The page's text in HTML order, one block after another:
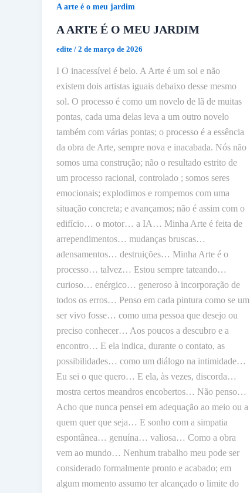
A arte é o meu jardim
A ARTE É O MEU JARDIM
edite / 2 de março de 2026
I O inacessível é belo. A Arte é um sol e não
existem dois artistas iguais debaixo desse mesmo
sol. O processo é como um novelo de lã de muitas
pontas, cada uma delas leva a um outro novelo
também com várias pontas; o processo é a essência
da obra de Arte, sempre nova e inacabada. Nós não
somos uma construção; não o resultado estrito de
um processo racional, controlado ; somos seres
emocionais; explodimos e rompemos com uma
situação concreta; e avançamos; não é assim com o
edifício… o motor… a IA… Minha Arte é feita de
arrependimentos… mudanças bruscas…
adensamentos… destruições… Minha Arte é o
processo… talvez… Estou sempre tateando…
curioso… enérgico… generoso à incorporação de
todos os erros… Penso em cada pintura como se um
ser vivo fosse… como uma pessoa que desejo ou
preciso conhecer… Aos poucos a descubro e a
encontro… E ela indica, durante o contato, as
possibilidades… como um diálogo na intimidade…
Eu sei o que quero… E ela, às vezes, discorda…
mostra certos meandros encobertos… Não penso…
Acho que nunca pensei em adequação ao meio ou a
quem quer que seja… E sonho com a simpatia
espontânea… genuína… valiosa… Como a obra
vem ao mundo… Nenhum trabalho meu pode ser
considerado formalmente pronto e acabado; em
algum momento assumo ter alcançado o limite do